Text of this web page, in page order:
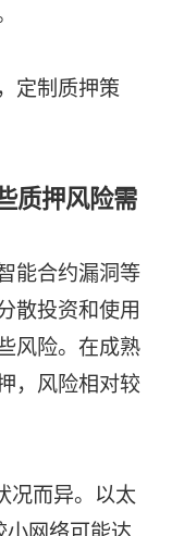
定制质押策
质押风险需
能合约漏洞等
散投资和使用
风险。在成熟
，风险相对较
况而异。以太